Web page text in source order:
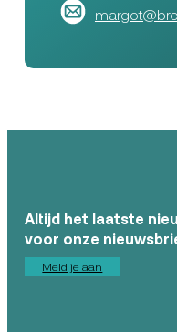
Altijd het laatste
voor onze
Meld je aan